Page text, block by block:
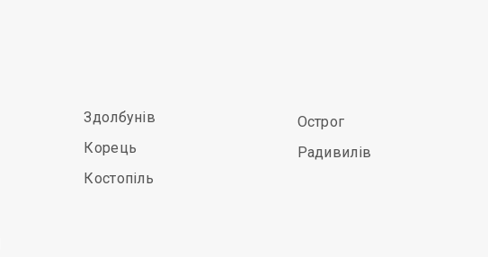
Здолбунів
Корець
Костопіль
Острог
Радивилів